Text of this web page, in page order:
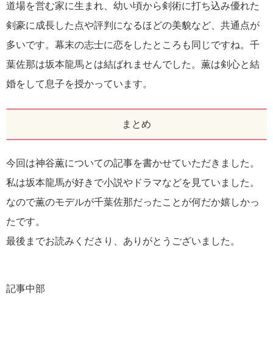
道場を営む家に生まれ、幼い頃から剣術に打ち込み優れた
剣豪に成長した点や評判になるほどの美貌など、共通点が
多いです。幕末の志士に恋をしたところも同じですね。千
葉佐那は坂本龍馬とは結ばれませんでした。薫は剣心と結
婚をして息子を授かっています。
まとめ
今回は神谷薫についての記事を書かせていただきました。
私は坂本龍馬が好きで小説やドラマなどを見ていました。
なので薫のモデルが千葉佐那だったことが何だか嬉しかっ
たです。
最後までお読みくださり、ありがとうございました。
記事中部